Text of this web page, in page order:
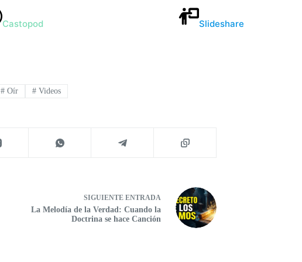
Castopod Slideshare
# Oír #Videos
SIGUIENTE ENTRADA
La Melodía de la Verdad: Cuando la
Doctrina se hace Canción